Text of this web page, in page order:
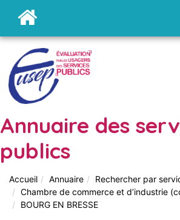
Annuaire des
publics
Accueil Annuaire
Rechercher par
Chambre de commerce et d’industrie
BOURG EN BRESSE